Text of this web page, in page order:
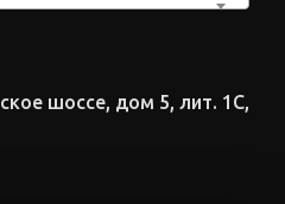
шоссе, дом 5, лит. 1С,